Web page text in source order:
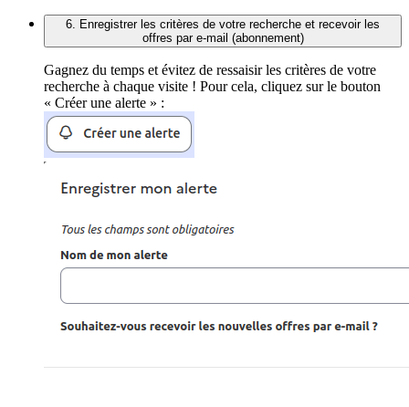
6. Enregistrer les critères de votre recherche et recevoir les
offres par e-mail (abonnement)
Gagnez du temps et évitez de ressaisir les critères de votre
recherche à chaque visite ! Pour cela, cliquez sur le bouton
« Créer une alerte » :